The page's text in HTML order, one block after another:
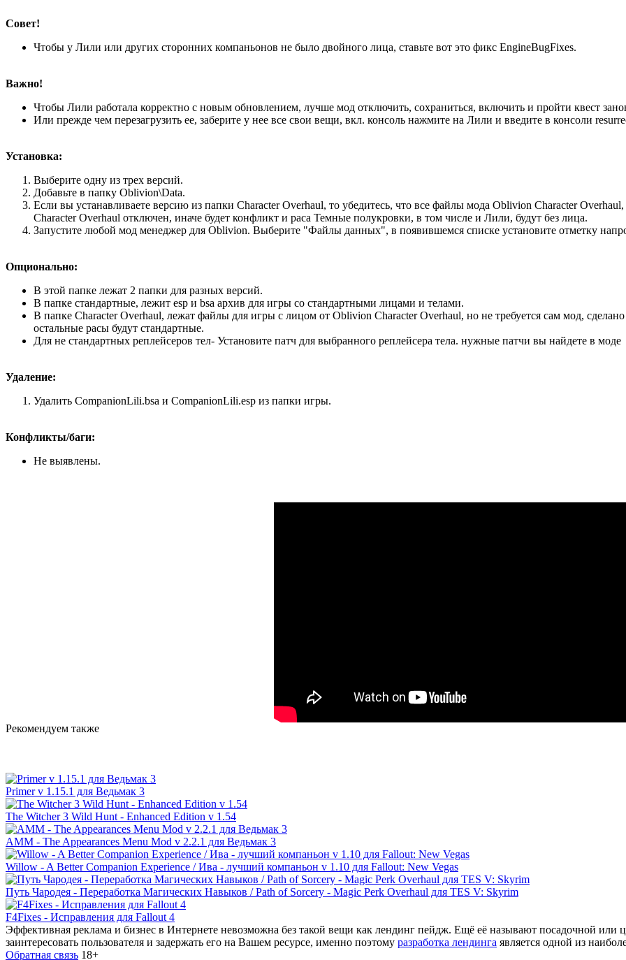
Совет!
Чтобы у Лили или других сторонних компаньонов не было двойного лица, ставьте вот это фикс EngineBugFixes.
Важно!
Чтобы Лили работала корректно с новым обновлением, лучше мод отключить, сохраниться, включить и пройти квест
Или прежде чем перезагрузить ее, заберите у нее все свои вещи, вкл. консоль нажмите на Лили и введите в консоли
Установка:
Выберите одну из трех версий.
Добавьте в папку Oblivion\Data.
Если вы устанавливаете версию из папки Character Overhaul, то убедитесь, что все файлы мода Oblivion Character
Character Overhaul отключен, иначе будет конфликт и раса Темные полукровки, в том числе и Лили, будут без лица.
Запустите любой мод менеджер для Oblivion. Выберите "Файлы данных", в появившемся списке установите отметку
Опционально:
В этой папке лежат 2 папки для разных версий.
В папке стандартные, лежит esp и bsa архив для игры со стандартными лицами и телами.
В папке Character Overhaul, лежат файлы для игры с лицом от Oblivion Character Overhaul, но не требуется сам мод,
остальные расы будут стандартные.
Для не стандартных реплейсеров тел- Установите патч для выбранного реплейсера тела. нужные патчи вы найдете в
Удаление:
Удалить CompanionLili.bsa и CompanionLili.esp из папки игры.
Конфликты/баги:
Не выявлены.
Рекомендуем также
Primer v 1.15.1 для Ведьмак 3
The Witcher 3 Wild Hunt - Enhanced Edition v 1.54
AMM - The Appearances Menu Mod v 2.2.1 для Ведьмак 3
Willow - A Better Companion Experience / Ива - лучший компаньон v 1.10 для Fallout: New Vegas
Путь Чародея - Переработка Магических Навыков / Path of Sorcery - Magic Perk Overhaul для TES V: Skyrim
F4Fixes - Исправления для Fallout 4
Эффективная реклама и бизнес в Интернете невозможна без такой вещи как лендинг пейдж. Ещё её называют посадочной или
заинтересовать пользователя и задержать его на Вашем ресурсе, именно поэтому разработка лендинга является одной из
Обратная связь 18+